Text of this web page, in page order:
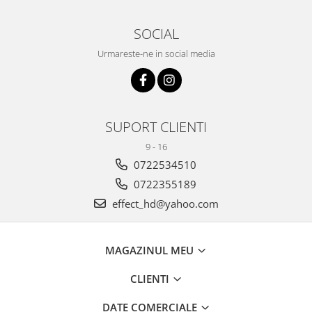
SOCIAL
Urmareste-ne in social media
SUPORT CLIENTI
9 - 16
0722534510
0722355189
effect_hd@yahoo.com
MAGAZINUL MEU
CLIENTI
DATE COMERCIALE